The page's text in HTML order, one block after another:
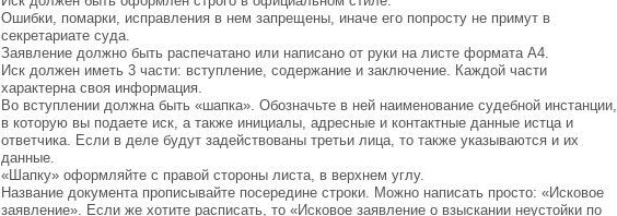
Ошибки, помарки, исправления в нем запрещены, иначе его попросту не примут в
секретариате суда.
Заявление должно быть распечатано или написано от руки на листе формата А4.
Иск должен иметь 3 части: вступление, содержание и заключение. Каждой части
характерна своя информация.
Во вступлении должна быть «шапка». Обозначьте в ней наименование судебной инстанции,
в которую вы подаете иск, а также инициалы, адресные и контактные данные истца и
ответчика. Если в деле будут задействованы третьи лица, то также указываются и их
данные.
«Шапку» оформляйте с правой стороны листа, в верхнем углу.
Название документа прописывайте посередине строки. Можно написать просто: «Исковое
заявление». Если же хотите расписать, то «Исковое заявление о взыскании неустойки по